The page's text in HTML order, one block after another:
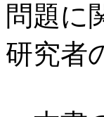
問題に
研究者